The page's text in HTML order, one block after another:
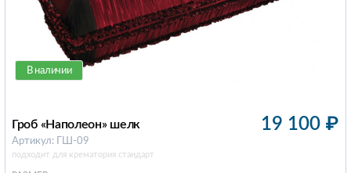
В наличии
Гроб «Наполеон» шелк
Артикул: ГШ-09
подходит для крематория стандарт
19 100 ₽